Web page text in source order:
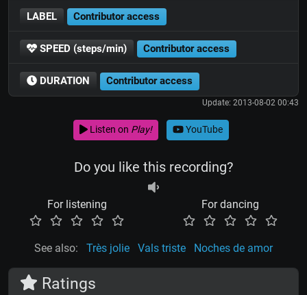
LABEL Contributor access
SPEED (steps/min) Contributor access
DURATION Contributor access
Update: 2013-08-02 00:43
Listen on Play! YouTube
Do you like this recording?
For listening For dancing
See also: Très jolie Vals triste Noches de amor
Ratings